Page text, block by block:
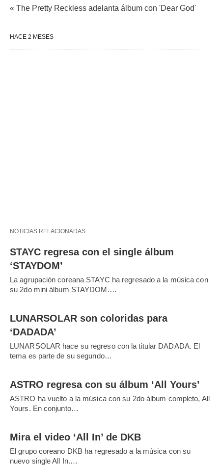
« The Pretty Reckless adelanta álbum con 'Dear God'
HACE 2 MESES
NOTICIAS RELACIONADAS
STAYC regresa con el single álbum
‘STAYDOM’
La agrupación coreana STAYC ha regresado a la música con
su 2do mini álbum STAYDOM.…
LUNARSOLAR son coloridas para
‘DADADA’
LUNARSOLAR hace su regreso con la titular DADADA. El
tema es parte de su segundo…
ASTRO regresa con su álbum ‘All Yours’
ASTRO ha vuelto a la música con su 2do álbum completo, All
Yours. En conjunto…
Mira el video ‘All In’ de DKB
El grupo coreano DKB ha regresado a la música con su
nuevo single All In.…